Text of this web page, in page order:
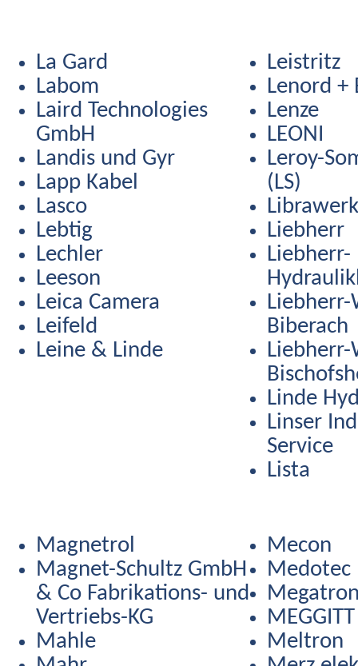
La Gard
Labom
Laird Technologies
GmbH
Landis und Gyr
Lapp Kabel
Lasco
Lebtig
Lechler
Leeson
Leica Camera
Leifeld
Leine & Linde
Leistritz
Lenord +
Lenze
LEONI
Leroy-
(LS)
Librawerk
Liebherr
Liebherr-
Liebherr-
Biberach
Liebherr-
Linde
Linser
Service
Lista
Magnetrol
Magnet-Schultz GmbH
& Co Fabrikations- und
Vertriebs-KG
Mahle
Mecon
Medotec
MEGGITT
Meltron